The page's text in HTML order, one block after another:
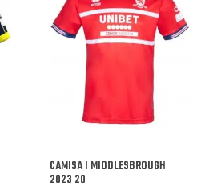
CAMISA I MIDDLESBROUGH
2023 20